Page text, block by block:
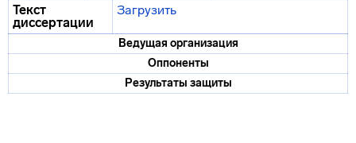
Текст
диссертации
Загрузить
Ведущая организация
Оппоненты
Результаты защиты